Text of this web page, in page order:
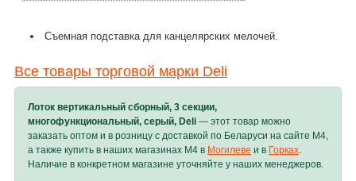
Съемная подставка для канцелярских мелочей.
Все товары торговой марки Deli
Лоток вертикальный сборный, 3 секции,
многофункциональный, серый, Deli — этот товар можно
заказать оптом и в розницу с доставкой по Беларуси на сайте M4,
а также купить в наших магазинах M4 в Могилеве и в Горках.
Наличие в конкретном магазине уточняйте у наших менеджеров.